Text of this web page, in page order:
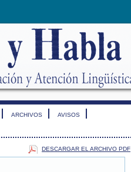
ARCHIVOS AVISOS
DESCARGAR EL ARCHIVO PDF